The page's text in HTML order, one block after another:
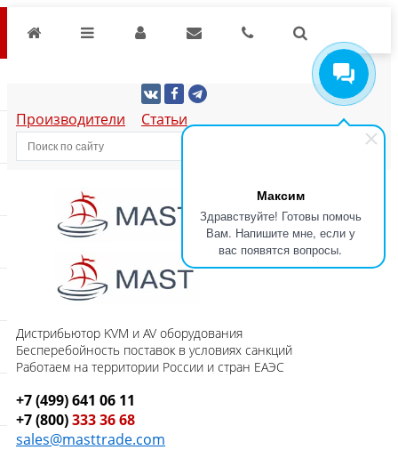
Максим
Здравствуйте! Готовы помочь
Вам. Напишите мне, если у
вас появятся вопросы.
Производители Статьи
Дистрибьютор KVM и AV оборудования
Бесперебойность поставок в условиях санкций
Работаем на территории России и стран ЕАЭС
+7 (499) 641 06 11
+7 (800)333 36 68
sales@masttrade.com